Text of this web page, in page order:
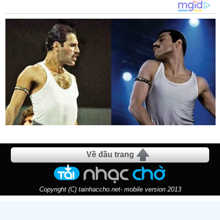
16/01/16 19:23
Hay giong cuoc song bay jo cua mik
16/01/16 15:47
pham duyen
15/01/16 23:05
Pan hat rat hay
Về đầu trang
Copyright (C) tainhaccho.net- mobile version 2013